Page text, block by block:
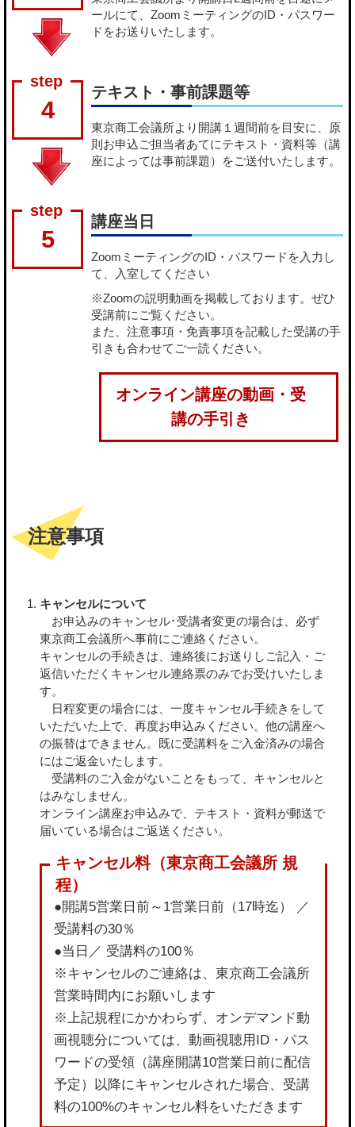
ールにて、ZoomミーティングのID・パスワー
ドをお送りいたします。
4
テキスト・事前課題等
東京商工会議所より開講１週間前を目安に、原
則お申込ご担当者あてにテキスト・資料等（講
座によっては事前課題）をご送付いたします。
5
講座当日
ZoomミーティングのID・パスワードを入力し
て、入室してください
※Zoomの説明動画を掲載しております。ぜひ
受講前にご覧ください。
また、注意事項・免責事項を記載した受講の手
引きも合わせてご一読ください。
オンライン講座の動画・受
講の手引き
注意事項
キャンセルについて
お申込みのキャンセル･受講者変更の場合は、必ず
東京商工会議所へ事前にご連絡ください。
キャンセルの手続きは、連絡後にお送りしご記入・ご
返信いただくキャンセル連絡票のみでお受けいたしま
す。
日程変更の場合には、一度キャンセル手続きをして
いただいた上で、再度お申込みください。他の講座へ
の振替はできません。既に受講料をご入金済みの場合
にはご返金いたします。
受講料のご入金がないことをもって、キャンセルと
はみなしません。
オンライン講座お申込みで、テキスト・資料が郵送で
届いている場合はご返送ください。
●開講5営業日前～1営業日前（17時迄） ／
受講料の30％
●当日／ 受講料の100％
※キャンセルのご連絡は、東京商工会議所
営業時間内にお願いします
※上記規程にかかわらず、オンデマンド動
画視聴分については、動画視聴用ID・パス
ワードの受領（講座開講10営業日前に配信
予定）以降にキャンセルされた場合、受講
料の100%のキャンセル料をいただきます